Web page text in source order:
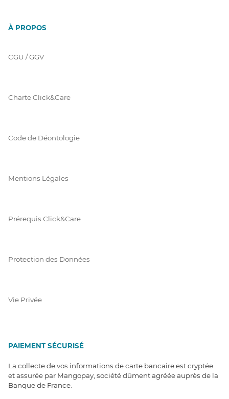
À PROPOS
CGU / GGV
Charte Click&Care
Code de Déontologie
Mentions Légales
Prérequis Click&Care
Protection des Données
Vie Privée
PAIEMENT SÉCURISÉ
La collecte de vos informations de carte bancaire est cryptée
et assurée par Mangopay, société dûment agréée auprès de la
Banque de France.